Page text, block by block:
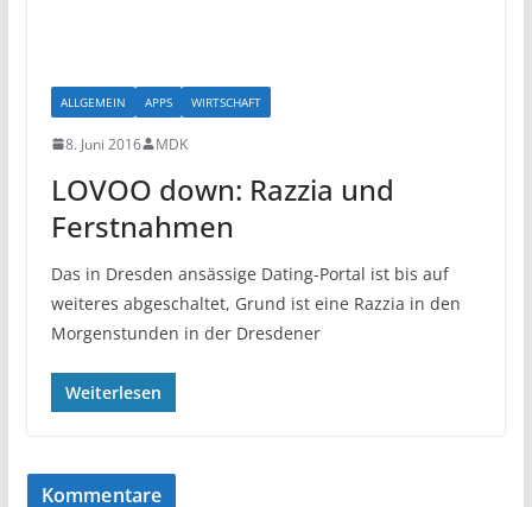
ALLGEMEIN APPS WIRTSCHAFT
8. Juni 2016 MDK
LOVOO down: Razzia und
Ferstnahmen
Das in Dresden ansässige Dating-Portal ist bis auf
weiteres abgeschaltet, Grund ist eine Razzia in den
Morgenstunden in der Dresdener
Weiterlesen
Kommentare